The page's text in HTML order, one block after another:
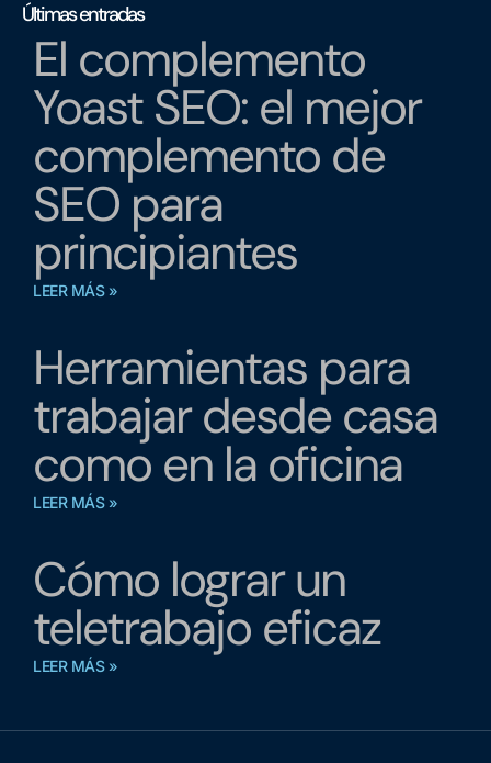
Últimas entradas
El complemento
Yoast SEO: el mejor
complemento de
SEO para
principiantes
LEER MÁS »
Herramientas para
trabajar desde casa
como en la oficina
LEER MÁS »
Cómo lograr un
teletrabajo eficaz
LEER MÁS »